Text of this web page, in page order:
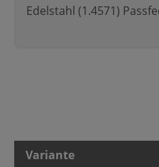
Edelstahl (1.4571)
Variante